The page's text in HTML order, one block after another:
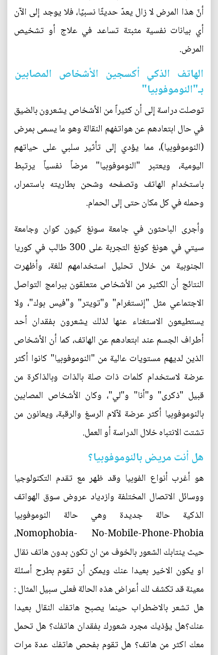
أنّ هذا المرض لا زال يعدّ حديثًا نسبيًا، فلا يوجد إلى الآن
أي بيانات نفسية مثبتة تساعد في علاج أو تشخيص
المرض.
الهاتف الذكي أكسجين الأشخاص المصابين
بـ"النوموفوبيا"
توصلت دراسة إلى أن كثيراً من الأشخاص يشعرون بالضيق
في حال ابتعادهم عن هواتفهم النقالة وهو ما يسمى بمرض
(النوموفوبيا)، مما يؤدي إلى تأثير سلبي على حياتهم
اليومية، ويعتبر "النوموفوبيا" مرضاً نفسياً يرتبط
باستخدام الهاتف وتصفحه وشحن بطاريته باستمرار،
وحمله في كل مكان حتى إلى الحمام.
وأجرى الباحثون في جامعة سونغ كيون كوان وجامعة
سيتي في هونغ كونغ التجربة على 300 طالب في كوريا
الجنوبية من خلال تحليل استخدامهم للغة، وأظهرت
النتائج أن الكثير من الأشخاص متعلقون ببرامج التواصل
الاجتماعي مثل "إنستغرام" و"تويتر" و"فيس بوك"، ولا
يستطيعون الاستغناء عنها لذلك يشعرون بفقدان أحد
أطراف الجسم عند ابتعادهم عن الهاتف، كما أن الأشخاص
الذين لديهم مستويات عالية من "النوموفوبيا" كانوا أكثر
عرضة لاستخدام كلمات ذات صلة بالذات وبالذاكرة من
قبيل "ذكرى" و"أنا" و"لي"، وكان الأشخاص المصابين
بالنوموفوبيا أكثر عرضة لآلام الرسغ والرقبة، ويعانون من
تشتت الانتباه خلال الدراسة أو العمل.
هل أنت مريض بالنوموفوبيا؟
هو أغرب أنواع الفوبيا وقد ظهر مع تقدم التكنولوجيا
ووسائل الاتصال المختلفة وازدياد عروض سوق الهواتف
الذكية حالة جديدة وهي حالة النوموفوبيا
Nomophobia- No-Mobile-Phone-Phobia،
حيث ينتابك الشعور بالخوف من ان تكون بدون هاتف نقال
او يكون الاخير بعيدا عنك ويمكن أن تقوم بطرح أسئلة
معينة قد تكشف لك أعراض هذه الحالة فعلى سبيل المثال :
هل تشعر بالاضطراب حينما يصبح هاتفك النقال بعيدا
عنك؟هل يؤذيك مجرد شعورك بفقدان هاتفك؟ هل تحمل
معك اكثر من هاتف؟ هل تقوم بفحص هاتفك عدة مرات